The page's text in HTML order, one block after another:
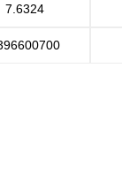
7.6324